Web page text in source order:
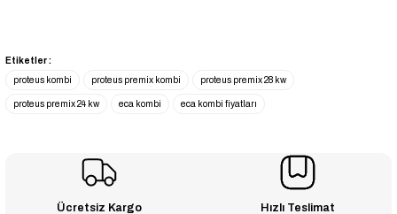
₺42.656
TÜKENDİ
Etiketler :
proteus kombi
proteus premix kombi proteus premix 28 kw
proteus premix 24 kw eca kombi eca kombi fiyatları
Ücretsiz Kargo Hızlı Teslimat